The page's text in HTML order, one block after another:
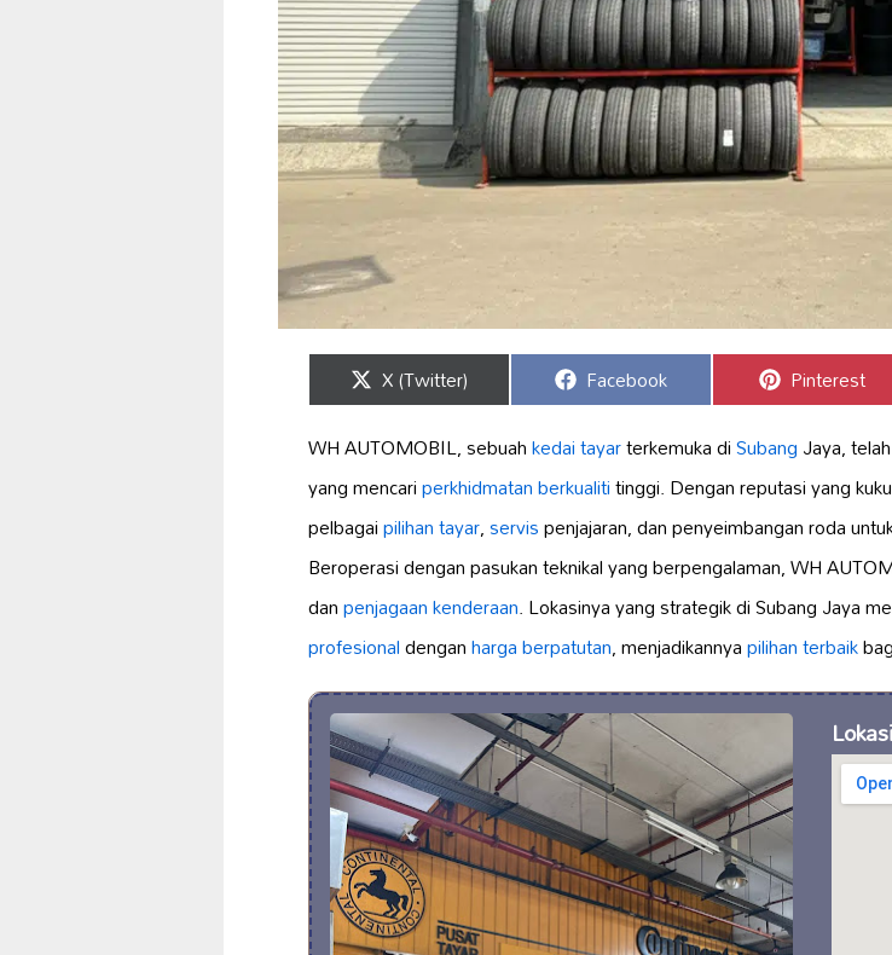
Share
on
X (Twitter) Share
on
Facebook Share
on
Pinterest
WH AUTOMOBIL, sebuahkedai tayarterkemuka diSubangJaya,
yang mencariperkhidmatan berkualititinggi. Dengan reputasi yang
pelbagaipilihan tayar,servispenjajaran, dan penyeimbangan roda
Beroperasi dengan pasukan teknikal yang berpengalaman, WH
danpenjagaan kenderaan. Lokasinya yang strategik di Subang Jaya
profesionaldenganharga berpatutan, menjadikannyapilihan terbaik